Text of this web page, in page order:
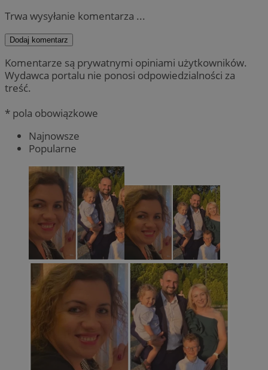
Trwa wysyłanie komentarza ...
Dodaj komentarz
Komentarze są prywatnymi opiniami użytkowników.
Wydawca portalu nie ponosi odpowiedzialności za
treść.
* pola obowiązkowe
Najnowsze
Popularne